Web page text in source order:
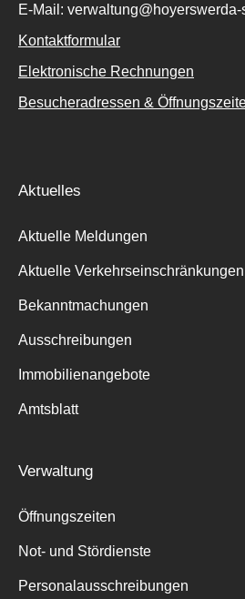
E-Mail: verwaltung@hoyerswerda-
Kontaktformular
Elektronische Rechnungen
Besucheradressen &
Aktuelles
Aktuelle Meldungen
Aktuelle Verkehrseinschränkungen
Bekanntmachungen
Ausschreibungen
Immobilienangebote
Amtsblatt
Verwaltung
Öffnungszeiten
Not- und Stördienste
Personalausschreibungen